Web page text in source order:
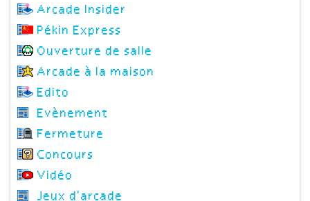
Arcade Insider
Pékin Express
Ouverture de salle
Arcade à la maison
Edito
Evènement
Fermeture
Concours
Vidéo
Jeux d'arcade